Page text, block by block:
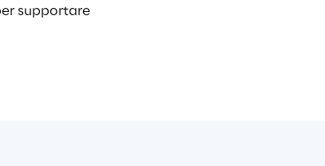
supportare